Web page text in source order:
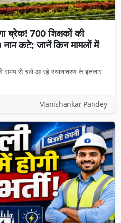
ब्रेक! 700 शिक्षकों की
नाम कटे; जानें किन मामलों में
समय से चले आ रहे स्थानांतरण के इंतजार
Manishankar Pandey